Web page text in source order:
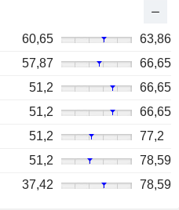
60,65
63,86
57,87
66,65
51,2
66,65
51,2
66,65
51,2
77,2
51,2
78,59
37,42 78,59